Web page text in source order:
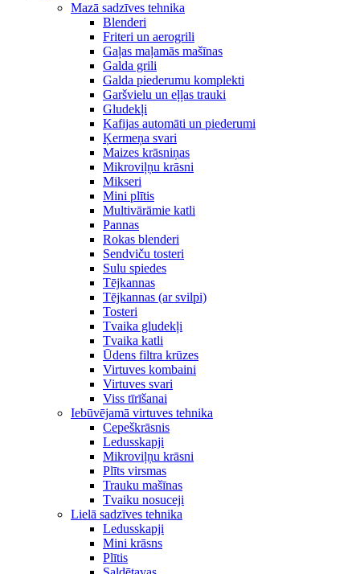
Mazā sadzīves tehnika
Blenderi
Friteri un aerogrili
Gaļas maļamās mašīnas
Galda grili
Galda piederumu komplekti
Garšvielu un eļļas trauki
Gludekļi
Kafijas automāti un piederumi
Ķermeņa svari
Maizes krāsniņas
Mikroviļņu krāsni
Mikseri
Mini plītis
Multivārāmie katli
Pannas
Rokas blenderi
Sendviču tosteri
Sulu spiedes
Tējkannas
Tējkannas (ar svilpi)
Tosteri
Tvaika gludekļi
Tvaika katli
Ūdens filtra krūzes
Virtuves kombaini
Virtuves svari
Viss tīrīšanai
Iebūvējamā virtuves tehnika
Cepeškrāsnis
Ledusskapji
Mikroviļņu krāsni
Plīts virsmas
Trauku mašīnas
Tvaiku nosuceji
Lielā sadzīves tehnika
Ledusskapji
Mini krāsns
Plītis